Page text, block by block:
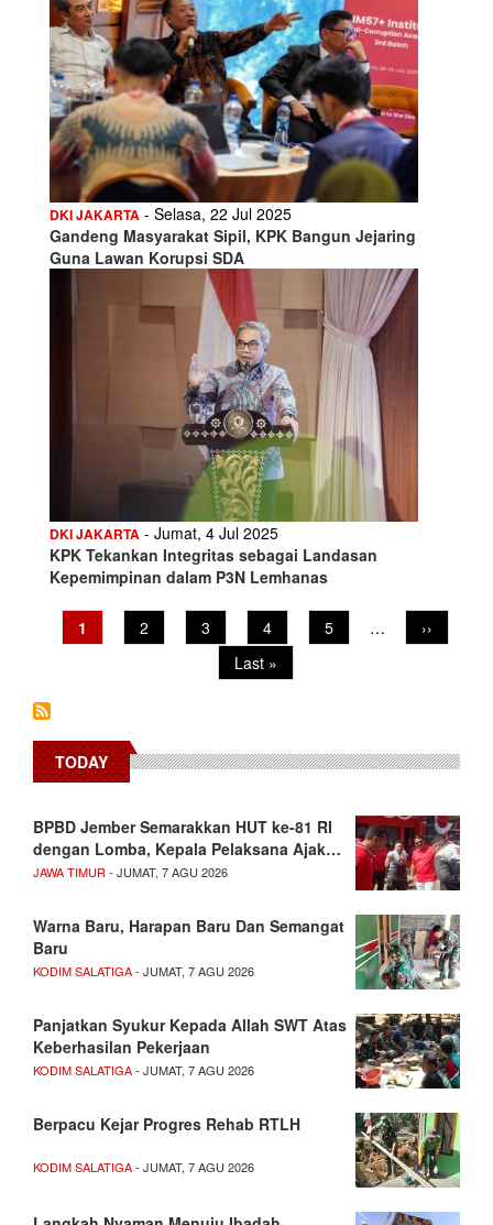
DKI JAKARTA - Selasa, 22 Jul 2025
Gandeng Masyarakat Sipil, KPK Bangun Jejaring
Guna Lawan Korupsi SDA
DKI JAKARTA - Jumat, 4 Jul 2025
KPK Tekankan Integritas sebagai Landasan
Kepemimpinan dalam P3N Lemhanas
Pagination
Current
page
1 Page
2 Page
3 Page
4 Page
5 …
Next
page
››
Last
page
Last »
TODAY
BPBD Jember Semarakkan HUT ke-81 RI
dengan Lomba, Kepala Pelaksana Ajak…
JAWA TIMUR - JUMAT, 7 AGU 2026
Warna Baru, Harapan Baru Dan Semangat
Baru
KODIM SALATIGA- JUMAT, 7 AGU 2026
Panjatkan Syukur Kepada Allah SWT Atas
Keberhasilan Pekerjaan
KODIM SALATIGA- JUMAT, 7 AGU 2026
Berpacu Kejar Progres Rehab RTLH
KODIM SALATIGA- JUMAT, 7 AGU 2026